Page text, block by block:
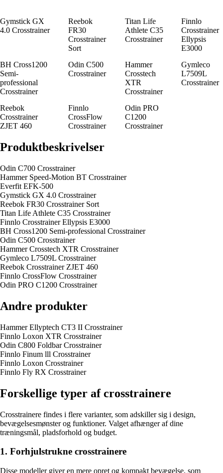
Gymstick GX
4.0 Crosstrainer
Reebok
FR30
Crosstrainer
Sort
Titan Life
Athlete C35
Crosstrainer
Finnlo
Crosstrainer
Ellypsis
E3000
BH Cross1200
Semi-
professional
Crosstrainer
Odin C500
Crosstrainer
Hammer
Crosstech
XTR
Crosstrainer
Gymleco
L7509L
Crosstrainer
Reebok
Crosstrainer
ZJET 460
Finnlo
CrossFlow
Crosstrainer
Odin PRO
C1200
Crosstrainer
Produktbeskrivelser
Odin C700 Crosstrainer
Hammer Speed-Motion BT Crosstrainer
Everfit EFK-500
Gymstick GX 4.0 Crosstrainer
Reebok FR30 Crosstrainer Sort
Titan Life Athlete C35 Crosstrainer
Finnlo Crosstrainer Ellypsis E3000
BH Cross1200 Semi-professional Crosstrainer
Odin C500 Crosstrainer
Hammer Crosstech XTR Crosstrainer
Gymleco L7509L Crosstrainer
Reebok Crosstrainer ZJET 460
Finnlo CrossFlow Crosstrainer
Odin PRO C1200 Crosstrainer
Andre produkter
Hammer Ellyptech CT3 II Crosstrainer
Finnlo Loxon XTR Crosstrainer
Odin C800 Foldbar Crosstrainer
Finnlo Finum lll Crosstrainer
Finnlo Loxon Crosstrainer
Finnlo Fly RX Crosstrainer
Forskellige typer af crosstrainere
Crosstrainere findes i flere varianter, som adskiller sig i design,
bevægelsesmønster og funktioner. Valget afhænger af dine
træningsmål, pladsforhold og budget.
1. Forhjulstrukne crosstrainere
Disse modeller giver en mere opret og kompakt bevægelse, som